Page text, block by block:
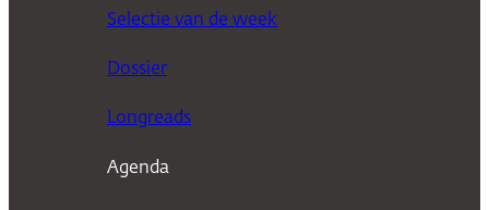
Selectie van de week
Dossier
Longreads
Agenda